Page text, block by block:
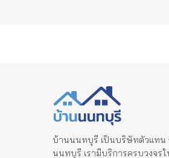
บ้านนนทบุรี เป็นบริษัทตัวแทน
นนทบุรี เรามีบริการครบวงจร